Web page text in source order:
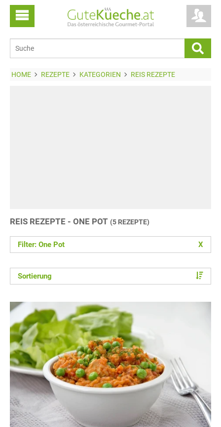
HOME REZEPTE KATEGORIEN REIS REZEPTE
REIS REZEPTE - ONE POT (5 REZEPTE)
Filter: One Pot X
Sortierung